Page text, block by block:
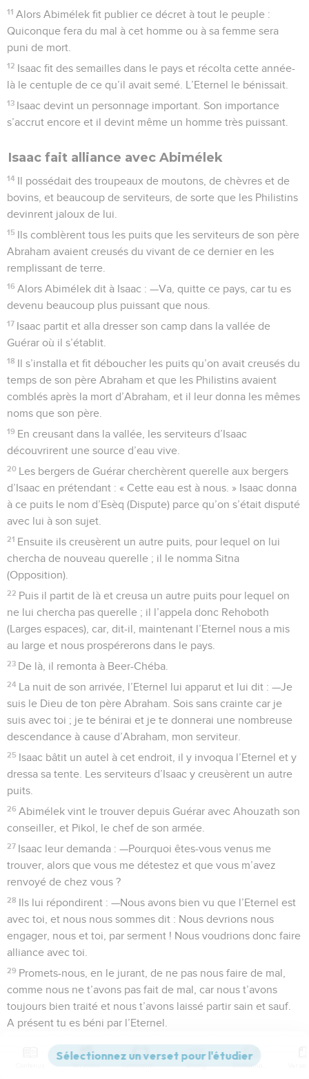
11 Alors Abimélek fit publier ce décret à tout le peuple :
Quiconque fera du mal à cet homme ou à sa femme sera
puni de mort.
12 Isaac fit des semailles dans le pays et récolta cette année-
là le centuple de ce qu’il avait semé. L’Eternel le bénissait.
13 Isaac devint un personnage important. Son importance
s’accrut encore et il devint même un homme très puissant.
Isaac fait alliance avec Abimélek
14 Il possédait des troupeaux de moutons, de chèvres et de
bovins, et beaucoup de serviteurs, de sorte que les Philistins
devinrent jaloux de lui.
15 Ils comblèrent tous les puits que les serviteurs de son père
Abraham avaient creusés du vivant de ce dernier en les
remplissant de terre.
16 Alors Abimélek dit à Isaac : —Va, quitte ce pays, car tu es
devenu beaucoup plus puissant que nous.
17 Isaac partit et alla dresser son camp dans la vallée de
Guérar où il s’établit.
18 Il s’installa et fit déboucher les puits qu’on avait creusés du
temps de son père Abraham et que les Philistins avaient
comblés après la mort d’Abraham, et il leur donna les mêmes
noms que son père.
19 En creusant dans la vallée, les serviteurs d’Isaac
découvrirent une source d’eau vive.
20 Les bergers de Guérar cherchèrent querelle aux bergers
d’Isaac en prétendant : « Cette eau est à nous. » Isaac donna
à ce puits le nom d’Esèq (Dispute) parce qu’on s’était disputé
avec lui à son sujet.
21 Ensuite ils creusèrent un autre puits, pour lequel on lui
chercha de nouveau querelle ; il le nomma Sitna
(Opposition).
22 Puis il partit de là et creusa un autre puits pour lequel on
ne lui chercha pas querelle ; il l’appela donc Rehoboth
(Larges espaces), car, dit-il, maintenant l’Eternel nous a mis
au large et nous prospérerons dans le pays.
23 De là, il remonta à Beer-Chéba.
24 La nuit de son arrivée, l’Eternel lui apparut et lui dit : —Je
suis le Dieu de ton père Abraham. Sois sans crainte car je
suis avec toi ; je te bénirai et je te donnerai une nombreuse
descendance à cause d’Abraham, mon serviteur.
25 Isaac bâtit un autel à cet endroit, il y invoqua l’Eternel et y
dressa sa tente. Les serviteurs d’Isaac y creusèrent un autre
puits.
26 Abimélek vint le trouver depuis Guérar avec Ahouzath son
conseiller, et Pikol, le chef de son armée.
27 Isaac leur demanda : —Pourquoi êtes-vous venus me
trouver, alors que vous me détestez et que vous m’avez
renvoyé de chez vous ?
28 Ils lui répondirent : —Nous avons bien vu que l’Eternel est
avec toi, et nous nous sommes dit : Nous devrions nous
engager, nous et toi, par serment ! Nous voudrions donc faire
alliance avec toi.
29 Promets-nous, en le jurant, de ne pas nous faire de mal,
comme nous ne t’avons pas fait de mal, car nous t’avons
toujours bien traité et nous t’avons laissé partir sain et sauf.
A présent tu es béni par l’Eternel.
Isaac leur fit préparer un grand festin ; ils mangèrent et
Versions Commentaires Strong